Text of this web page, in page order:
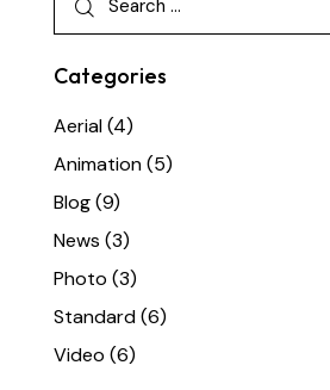
Categories
Aerial(4)
Animation(5)
Blog(9)
News (3)
Photo (3)
Standard(6)
Video (6)